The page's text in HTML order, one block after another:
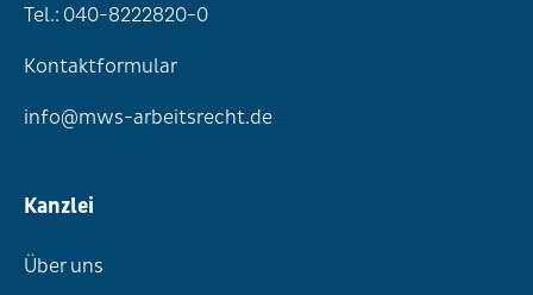
Tel.: 040-8222820-0
Kontaktformular
info@mws-arbeitsrecht.de
Kanzlei
Über uns